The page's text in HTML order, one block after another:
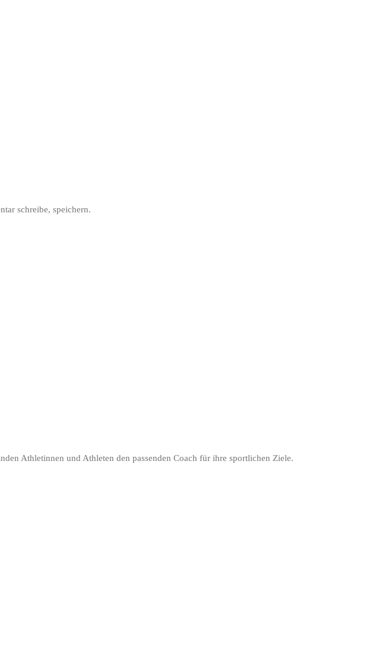
schreibe, speichern.
Athletinnen und Athleten den passenden Coach für ihre sportlichen Ziele.